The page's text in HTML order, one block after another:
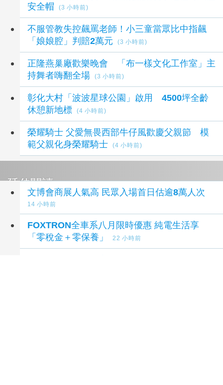
安全帽
(3 小時前)
不服管教失控飆罵老師！小三童當眾比中指飆
「娘娘腔」判賠2萬元
(3 小時前)
正隆燕巢廠歡樂晚會 「布一樣文化工作室」主
持舞者嗨翻全場
(3 小時前)
彰化大村「波波星球公園」啟用 4500坪全齡
休憩新地標
(4 小時前)
榮耀騎士 父愛無畏西部牛仔風歡慶父親節 模
範父親化身榮耀騎士
(4 小時前)
延伸閱讀
文博會商展人氣高 民眾入場首日估逾8萬人次
14 小時前
FOXTRON全車系八月限時優惠 純電生活享
「零稅金＋零保養」
22 小時前